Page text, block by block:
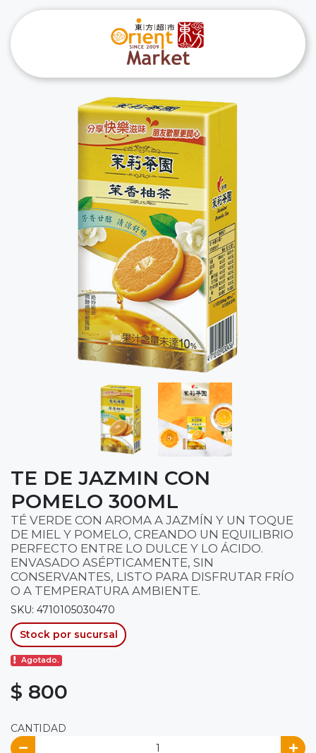
TE DE JAZMIN CON
POMELO 300ML
TÉ VERDE CON AROMA A JAZMÍN Y UN TOQUE
DE MIEL Y POMELO, CREANDO UN EQUILIBRIO
PERFECTO ENTRE LO DULCE Y LO ÁCIDO.
ENVASADO ASÉPTICAMENTE, SIN
CONSERVANTES, LISTO PARA DISFRUTAR FRÍO
O A TEMPERATURA AMBIENTE.
SKU: 4710105030470
Stock por sucursal
Agotado.
$ 800
CANTIDAD